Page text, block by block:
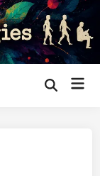
Abrir